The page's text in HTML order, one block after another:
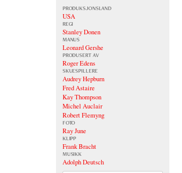
PRODUKSJONSLAND
USA
REGI
Stanley Donen
MANUS
Leonard Gershe
PRODUSERT AV
Roger Edens
SKUESPILLERE
Audrey Hepburn
Fred Astaire
Kay Thompson
Michel Auclair
Robert Flemyng
FOTO
Ray June
KLIPP
Frank Bracht
MUSIKK
Adolph Deutsch